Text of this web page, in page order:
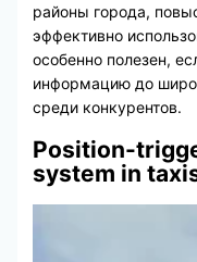
районы города,
эффективно
особенно полезен,
информацию до
среди конкурентов.
Position-
system in